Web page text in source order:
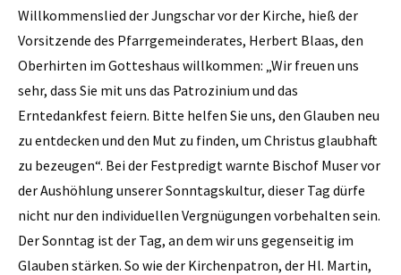
Willkommenslied der Jungschar vor der Kirche, hieß der
Vorsitzende des Pfarrgemeinderates, Herbert Blaas, den
Oberhirten im Gotteshaus willkommen: „Wir freuen uns
sehr, dass Sie mit uns das Patrozinium und das
Erntedankfest feiern. Bitte helfen Sie uns, den Glauben neu
zu entdecken und den Mut zu finden, um Christus glaubhaft
zu bezeugen“. Bei der Festpredigt warnte Bischof Muser vor
der Aushöhlung unserer Sonntagskultur, dieser Tag dürfe
nicht nur den individuellen Vergnügungen vorbehalten sein.
Der Sonntag ist der Tag, an dem wir uns gegenseitig im
Glauben stärken. So wie der Kirchenpatron, der Hl. Martin,